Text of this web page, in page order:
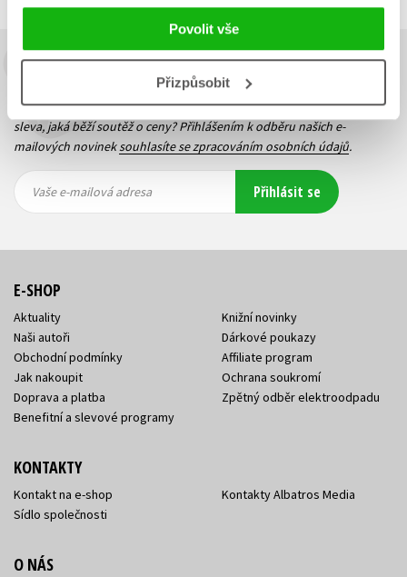
Povolit vše
Přizpůsobit
Budete to vědět jako první!
Zajímá Vás, jaký knižní hit právě vychází, na jaké zboží je výhodná
sleva, jaká běží soutěž o ceny? Přihlášením k odběru našich e-
mailových novineksouhlasíte se zpracováním osobních údajů.
mailová
mailová
Vaše e-mailová adresa Přihlásit se
E-SHOP
Aktuality
Naši autoři
Obchodní podmínky
Jak nakoupit
Doprava a platba
Benefitní a slevové programy
Knižní novinky
Dárkové poukazy
Affiliate program
Ochrana soukromí
Zpětný odběr elektroodpadu
KONTAKTY
Kontakt na e-shop
Sídlo společnosti
Kontakty Albatros Media
O NÁS